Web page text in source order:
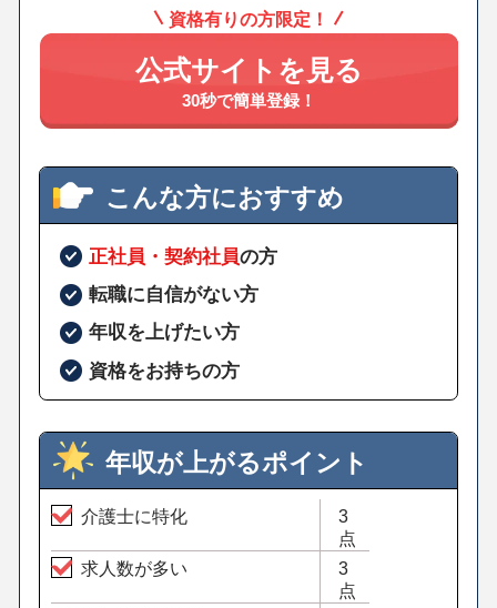
資格有りの方限定！
公式サイトを見る
30秒で簡単登録！
こんな方におすすめ
正社員・契約社員の方
転職に自信がない方
年収を上げたい方
資格をお持ちの方
年収が上がるポイント
介護士に特化
3
点
求人数が多い
3
点